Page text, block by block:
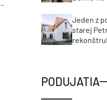
Jeden z
starej
PODUJATIA